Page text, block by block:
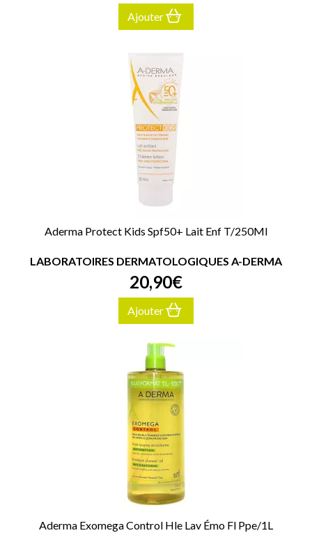
Ajouter
Aderma Protect Kids Spf50+ Lait Enf T/250Ml
LABORATOIRES DERMATOLOGIQUES A-DERMA
20,90€
Ajouter
Aderma Exomega Control Hle Lav Émo Fl Ppe/1L